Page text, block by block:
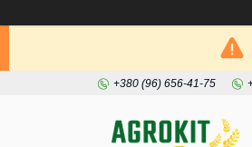
+380 (96) 656-41-75